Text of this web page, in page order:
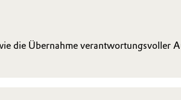
die Übernahme verantwortungsvoller